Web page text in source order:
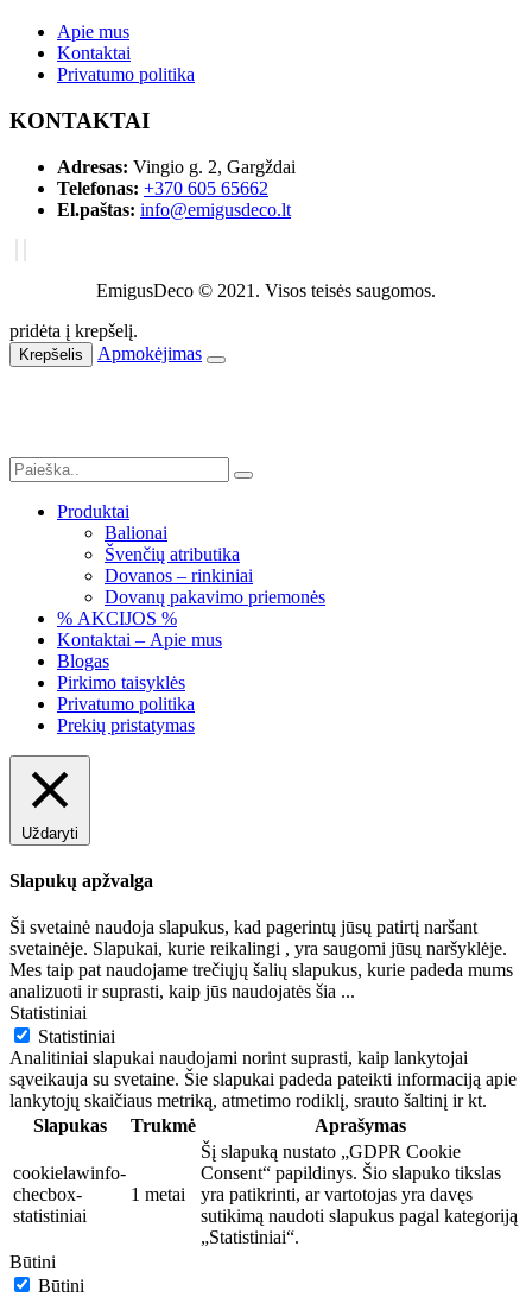
Apie mus
Kontaktai
Privatumo politika
KONTAKTAI
Adresas: Vingio g. 2, Gargždai
Telefonas: +370 605 65662
El.paštas: info@emigusdeco.lt
EmigusDeco © 2021. Visos teisės saugomos.
pridėta į krepšelį.
Krepšelis Apmokėjimas
Produktai
Balionai
Švenčių atributika
Dovanos – rinkiniai
Dovanų pakavimo priemonės
% AKCIJOS %
Kontaktai – Apie mus
Blogas
Pirkimo taisyklės
Privatumo politika
Prekių pristatymas
Uždaryti
Slapukų apžvalga
Ši svetainė naudoja slapukus, kad pagerintų jūsų patirtį naršant
svetainėje. Slapukai, kurie reikalingi , yra saugomi jūsų naršyklėje.
Mes taip pat naudojame trečiųjų šalių slapukus, kurie padeda mums
analizuoti ir suprasti, kaip jūs naudojatės šia ...
Statistiniai
Statistiniai
Analitiniai slapukai naudojami norint suprasti, kaip lankytojai
sąveikauja su svetaine. Šie slapukai padeda pateikti informaciją apie
lankytojų skaičiaus metriką, atmetimo rodiklį, srauto šaltinį ir kt.
Slapukas
Trukmė Aprašymas
cookielawinfo-
checbox-
statistiniai
1 metai
Šį slapuką nustato „GDPR Cookie
Consent“ papildinys. Šio slapuko tikslas
yra patikrinti, ar vartotojas yra davęs
sutikimą naudoti slapukus pagal kategoriją
„Statistiniai“.
Būtini
Būtini